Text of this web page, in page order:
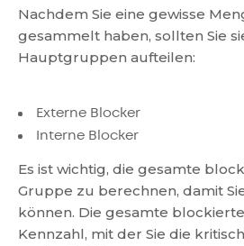
Nachdem Sie eine gewisse
gesammelt haben, sollten Sie
Hauptgruppen aufteilen:
Externe Blocker
Interne Blocker
Es ist wichtig, die gesamte
Gruppe zu berechnen, damit
können. Die gesamte
Kennzahl, mit der Sie die